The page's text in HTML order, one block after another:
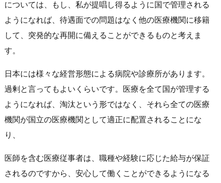
については、もし、私が提唱し得るように国で管理される
ようになれば、待遇面での問題はなく他の医療機関に移籍
して、突発的な再開に備えることができるものと考えま
す。
日本には様々な経営形態による病院や診療所があります。
過剰と言ってもよいくらいです。医療を全て国が管理する
ようになれば、淘汰という形ではなく、それら全ての医療
機関が国立の医療機関として適正に配置されることにな
り、
医師を含む医療従事者は、職種や経験に応じた給与が保証
されるのですから、安心して働くことができるようになる